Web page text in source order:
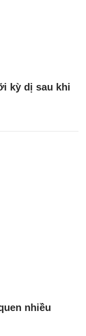
kỳ dị sau khi
nhiều